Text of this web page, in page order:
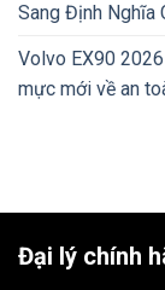
Sang Định Nghĩa
Volvo EX90
mực mới về an
Đại lý chính